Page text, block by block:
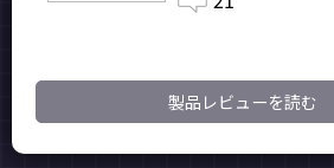
製品レビューを読む